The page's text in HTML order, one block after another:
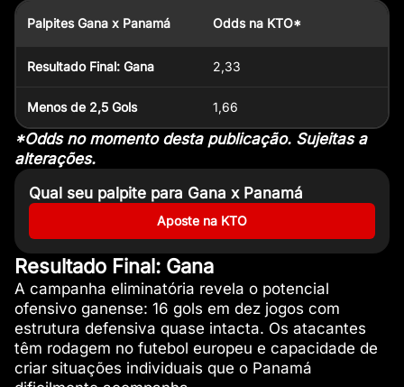
Palpites Gana x Panamá Odds na KTO*
Resultado Final: Gana 2,33
Menos de 2,5 Gols 1,66
*Odds no momento desta publicação. Sujeitas a
alterações.
Qual seu palpite para Gana x Panamá
Aposte na KTO
Resultado Final: Gana
A campanha eliminatória revela o potencial
ofensivo ganense: 16 gols em dez jogos com
estrutura defensiva quase intacta. Os atacantes
têm rodagem no futebol europeu e capacidade de
criar situações individuais que o Panamá